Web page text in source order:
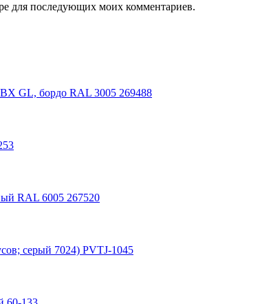
для последующих моих комментариев.
GL, бордо RAL 3005 269488
RAL 6005 267520
серый 7024) PVTJ-1045